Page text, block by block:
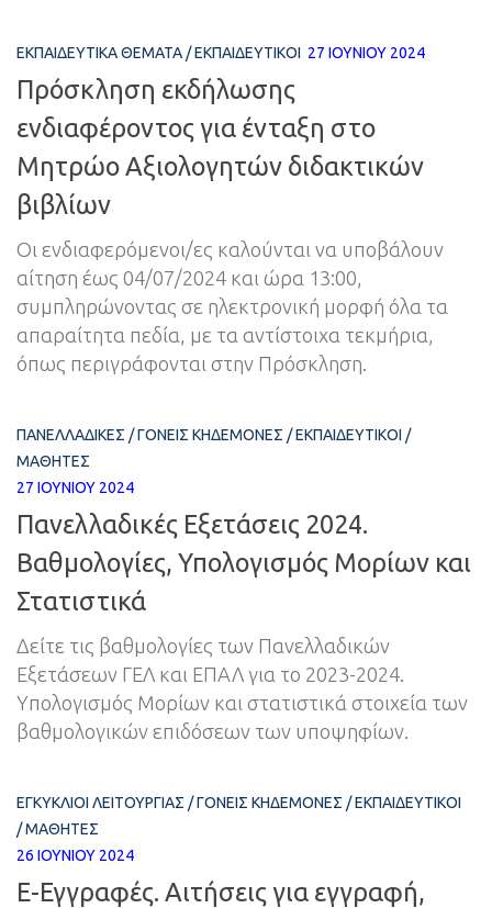
ΕΚΠΑΙΔΕΥΤΙΚΆ ΘΈΜΑΤΑ /ΕΚΠΑΙΔΕΥΤΙΚΟΊ 27 ΙΟΥΝΊΟΥ 2024
Πρόσκληση εκδήλωσης
ενδιαφέροντος για ένταξη στο
Μητρώο Αξιολογητών διδακτικών
βιβλίων
Οι ενδιαφερόμενοι/ες καλούνται να υποβάλουν
αίτηση έως 04/07/2024 και ώρα 13:00,
συμπληρώνοντας σε ηλεκτρονική μορφή όλα τα
απαραίτητα πεδία, με τα αντίστοιχα τεκμήρια,
όπως περιγράφονται στην Πρόσκληση.
ΠΑΝΕΛΛΑΔΙΚΈΣ /ΓΟΝΕΊΣ ΚΗΔΕΜΌΝΕΣ /ΕΚΠΑΙΔΕΥΤΙΚΟΊ /
ΜΑΘΗΤΈΣ
27 ΙΟΥΝΊΟΥ 2024
Πανελλαδικές Εξετάσεις 2024.
Βαθμολογίες, Υπολογισμός Μορίων και
Στατιστικά
Δείτε τις βαθμολογίες των Πανελλαδικών
Εξετάσεων ΓΕΛ και ΕΠΑΛ για το 2023-2024.
Υπολογισμός Μορίων και στατιστικά στοιχεία των
βαθμολογικών επιδόσεων των υποψηφίων.
ΕΓΚΎΚΛΙΟΙ ΛΕΙΤΟΥΡΓΊΑΣ /ΓΟΝΕΊΣ ΚΗΔΕΜΌΝΕΣ /ΕΚΠΑΙΔΕΥΤΙΚΟΊ
/ΜΑΘΗΤΈΣ
26 ΙΟΥΝΊΟΥ 2024
E-Εγγραφές. Αιτήσεις για εγγραφή,